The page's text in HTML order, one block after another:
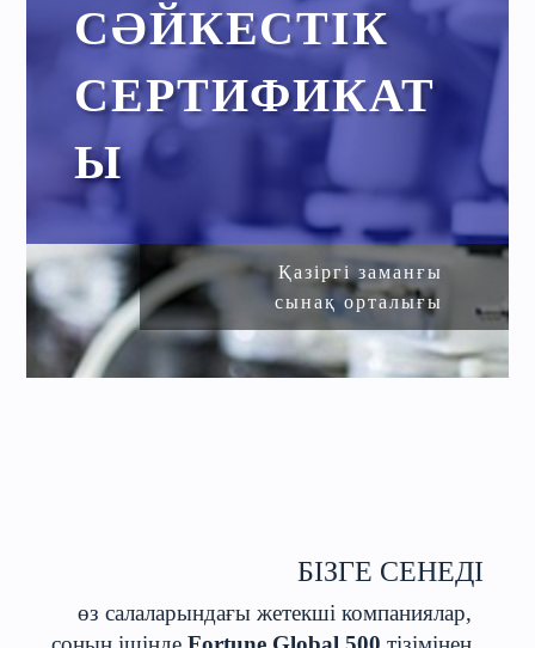
СӘЙКЕСТІК
СЕРТИФИКАТ
Ы
Қазіргі заманғы
сынақ орталығы
БІЗГЕ СЕНЕДІ
өз салаларындағы жетекші компаниялар,